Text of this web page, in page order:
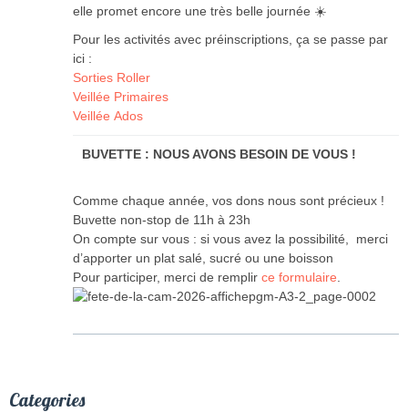
elle promet encore une très belle journée ☀️
Pour les activités avec préinscriptions, ça se passe par
ici :
Sorties Roller
Veillée Primaires
Veillée Ados
BUVETTE : NOUS AVONS BESOIN DE VOUS !
Comme chaque année, vos dons nous sont précieux !
Buvette non-stop de 11h à 23h
On compte sur vous : si vous avez la possibilité, merci
d’apporter un plat salé, sucré ou une boisson
Pour participer, merci de remplir ce formulaire
Categories